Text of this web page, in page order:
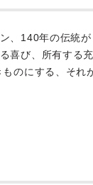
、140年の伝統
喜び、所有する充
のにする、それ